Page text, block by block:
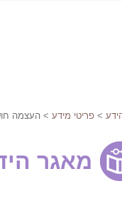
> פריטי מידע > העצמה
מאגר